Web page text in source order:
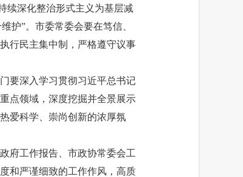
续深化整治形式主义为基层减
护”。市委常委会要在笃信、
行民主集中制，严格遵守议事
要深入学习贯彻习近平总书记
点领域，深度挖掘并全景展示
爱科学、崇尚创新的浓厚氛
府工作报告、市政协常委会工
和严谨细致的工作作风，高质